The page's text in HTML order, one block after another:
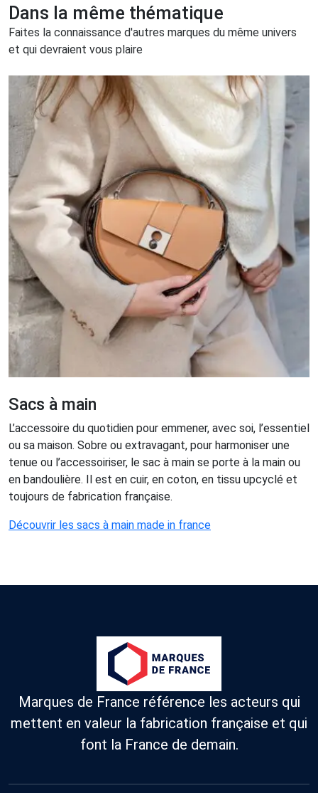
Dans la même thématique
Faites la connaissance d'autres marques du même univers
et qui devraient vous plaire
Sacs à main
L’accessoire du quotidien pour emmener, avec soi, l’essentiel
ou sa maison. Sobre ou extravagant, pour harmoniser une
tenue ou l’accessoiriser, le sac à main se porte à la main ou
en bandoulière. Il est en cuir, en coton, en tissu upcyclé et
toujours de fabrication française.
Découvrir les sacs à main made in france
Marques de France référence les acteurs qui
mettent en valeur la fabrication française et qui
font la France de demain.